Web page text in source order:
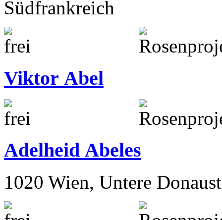
Südfrankreich
Viktor Abel
Adelheid Abeles
1020 Wien, Untere